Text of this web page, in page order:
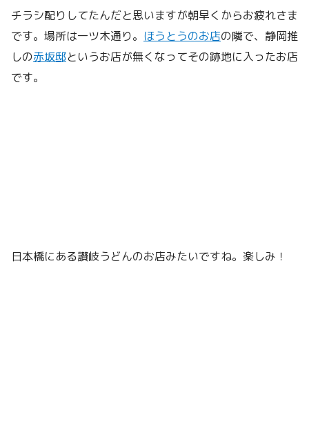
チラシ配りしてたんだと思いますが朝早くからお疲れさま
です。場所は一ツ木通り。 ほうとうのお店の隣で、静岡推
しの赤坂邸というお店が無くなってその跡地に入ったお店
です。
日本橋にある讃岐うどんのお店みたいですね。楽しみ！